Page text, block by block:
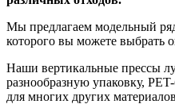
Мы предлагаем модельный
которого вы можете выбрать
Наши вертикальные прессы
разнообразную упаковку,
для многих других